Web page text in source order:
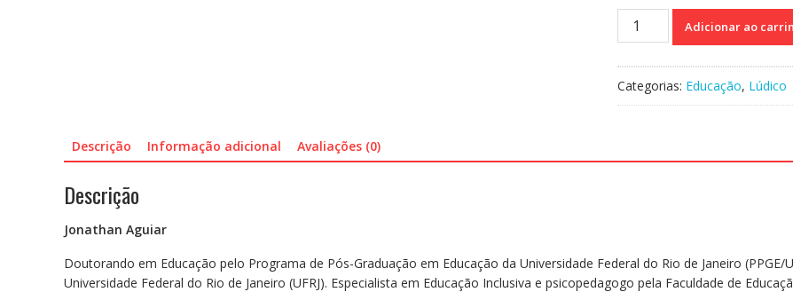
Educação,
-
Adicionar ao
Categorias: Educação, Lúdico
Descrição Informação adicional Avaliações (0)
Descrição
Jonathan Aguiar
Doutorando em Educação pelo Programa de Pós-Graduação em Educação da Universidade Federal do Rio de Janeiro (PPGE/
Universidade Federal do Rio de Janeiro (UFRJ). Especialista em Educação Inclusiva e psicopedagogo pela Faculdade de